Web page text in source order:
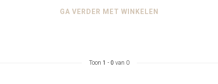
GA VERDER MET WINKELEN
Toon 1 - 0 van 0